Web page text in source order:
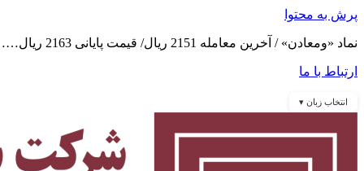
پرش به محتوا
نماد «ومعادن» / آخرین معامله 2151 ریال/ قیمت پایانی 2163 ریال……
ارتباط با ما
انتخاب زبان ▾